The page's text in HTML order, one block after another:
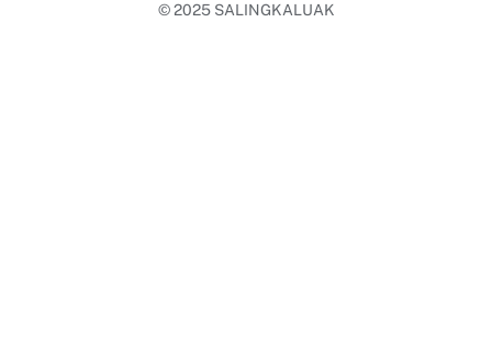
© 2025 SALINGKALUAK